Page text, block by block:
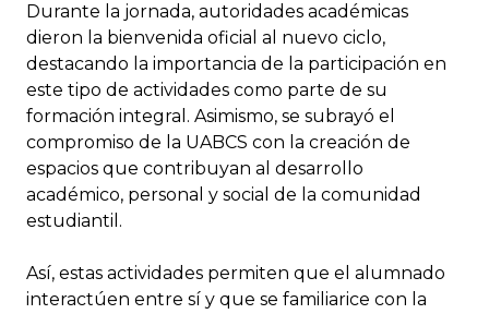
Durante la jornada, autoridades académicas
dieron la bienvenida oficial al nuevo ciclo,
destacando la importancia de la participación en
este tipo de actividades como parte de su
formación integral. Asimismo, se subrayó el
compromiso de la UABCS con la creación de
espacios que contribuyan al desarrollo
académico, personal y social de la comunidad
estudiantil.
Así, estas actividades permiten que el alumnado
interactúen entre sí y que se familiarice con la